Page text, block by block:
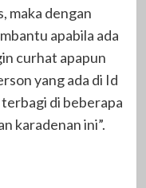
maka dengan
apabila ada
curhat apapun
yang ada di Id
di beberapa
karadenan ini”.